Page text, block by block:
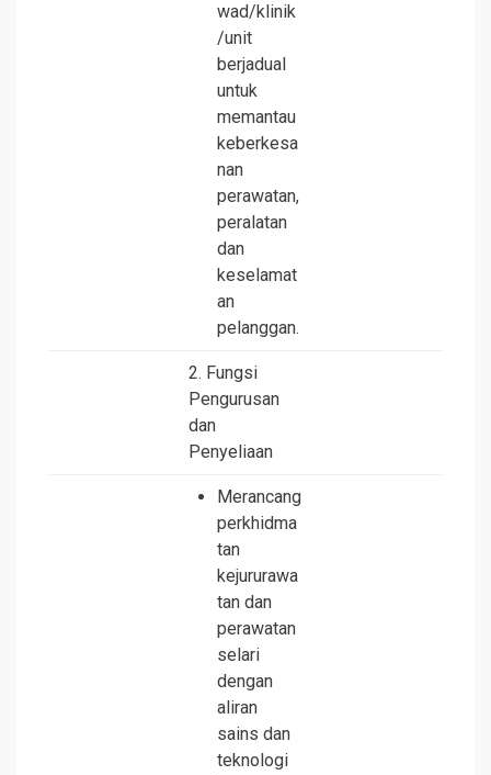
wad/klinik
/unit
berjadual
untuk
memantau
keberkesa
nan
perawatan,
peralatan
dan
keselamat
an
pelanggan.
2. Fungsi
Pengurusan
dan
Penyeliaan
Merancang
perkhidma
tan
kejururawa
tan dan
perawatan
selari
dengan
aliran
sains dan
teknologi